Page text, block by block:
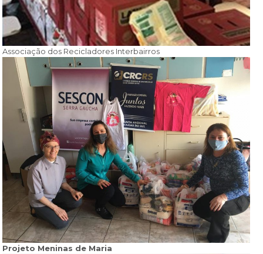
Associação dos Recicladores Interbairros
Projeto Meninas de Maria